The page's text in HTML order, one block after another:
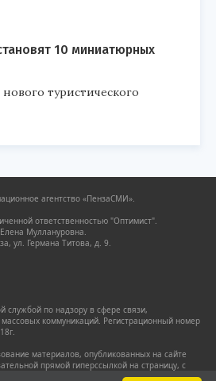
10 миниатюрных
туристического
агентство «ПензаСМИ».
ответственностью "Оптимист".
Муллануровна.
ул. Германа Титова, д. 9.
службой по надзору в сфере связи,
коммуникаций. Регистрационный номер
материалов, опубликованных на сайте
прямой гиперссылкой на страницу, с
Гиперссылка должна размещаться